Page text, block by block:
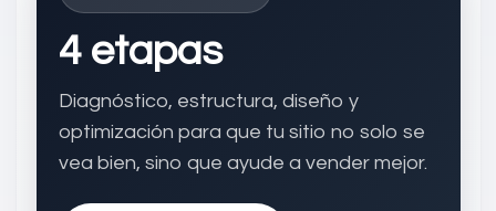
4 etapas
Diagnóstico, estructura, diseño y
optimización para que tu sitio no solo se
vea bien, sino que ayude a vender mejor.